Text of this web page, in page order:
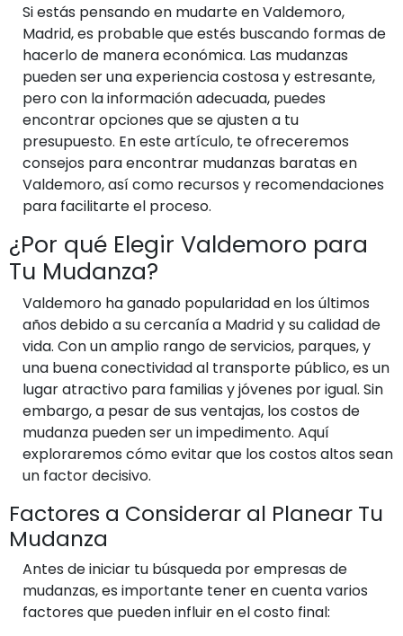
Si estás pensando en mudarte en Valdemoro,
Madrid, es probable que estés buscando formas de
hacerlo de manera económica. Las mudanzas
pueden ser una experiencia costosa y estresante,
pero con la información adecuada, puedes
encontrar opciones que se ajusten a tu
presupuesto. En este artículo, te ofreceremos
consejos para encontrar mudanzas baratas en
Valdemoro, así como recursos y recomendaciones
para facilitarte el proceso.
¿Por qué Elegir Valdemoro para
Tu Mudanza?
Valdemoro ha ganado popularidad en los últimos
años debido a su cercanía a Madrid y su calidad de
vida. Con un amplio rango de servicios, parques, y
una buena conectividad al transporte público, es un
lugar atractivo para familias y jóvenes por igual. Sin
embargo, a pesar de sus ventajas, los costos de
mudanza pueden ser un impedimento. Aquí
exploraremos cómo evitar que los costos altos sean
un factor decisivo.
Factores a Considerar al Planear Tu
Mudanza
Antes de iniciar tu búsqueda por empresas de
mudanzas, es importante tener en cuenta varios
factores que pueden influir en el costo final: